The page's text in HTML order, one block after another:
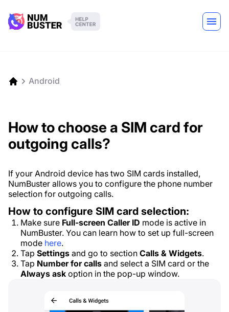
Android
How to choose a SIM card for
outgoing calls?
If your Android device has two SIM cards installed,
NumBuster allows you to configure the phone number
selection for outgoing calls.
How to configure SIM card selection:
Make sure Full-screen Caller ID mode is active in
NumBuster. You can learn how to set up full-screen
mode here.
Tap Settings and go to section Calls & Widgets.
Tap Number for calls and select a SIM card or the
Always ask option in the pop-up window.